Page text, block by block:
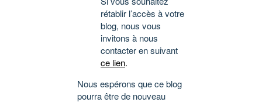
rétablir l’accès à votre
blog, nous vous
invitons à nous
contacter en suivant
ce lien.
Nous espérons que ce blog
pourra être de nouveau